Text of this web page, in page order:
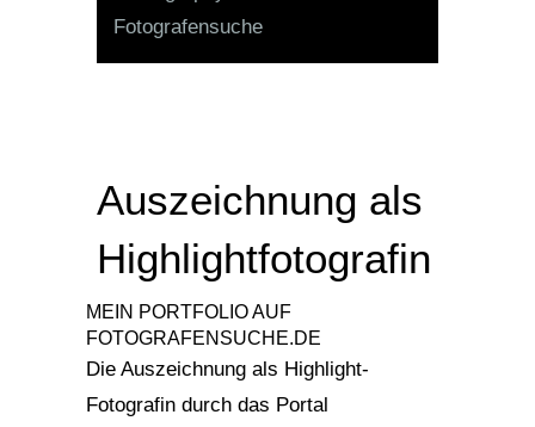
Auszeichnung als
Highlightfotografin
MEIN PORTFOLIO AUF
FOTOGRAFENSUCHE.DE
Die Auszeichnung als Highlight-
Fotografin durch das Portal